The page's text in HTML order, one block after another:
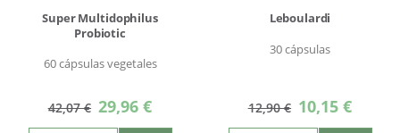
Super Multidophilus
Probiotic
60 cápsulas vegetales
42,07 € Precio
especial
29,96 €
Leboulardi
30 cápsulas
12,90 € Precio
especial
10,15 €